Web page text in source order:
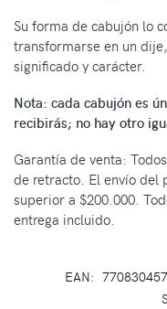
Su forma de cabujón lo
transformarse en un
significado y carácter.
Nota: cada cabujón es
recibirás; no hay otro
Garantía de venta:
de retracto. El envío del
superior a $200.000.
entrega incluido.
EAN: